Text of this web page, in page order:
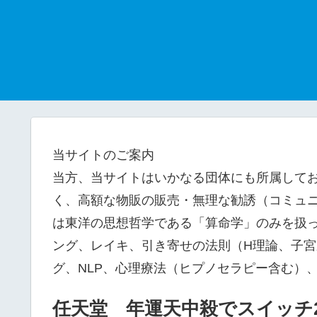
当サイトのご案内
当方、当サイトはいかなる団体にも所属して
く、高額な物販の販売・無理な勧誘（コミ
は東洋の思想哲学である「算命学」のみを扱
ング、レイキ、引き寄せの法則（H理論、子
グ、NLP、心理療法（ヒプノセラピー含む）
任天堂 年運天中殺でスイッチ